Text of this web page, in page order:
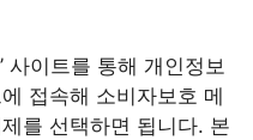
사이트를 통해 개인정보
접속해 소비자보호 메
를 선택하면 됩니다. 본